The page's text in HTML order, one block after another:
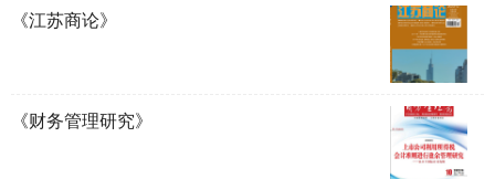
《江苏商论》
《财务管理研究》